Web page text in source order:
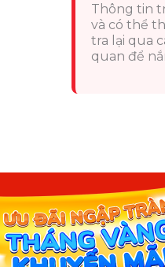
Thông tin
và có thể
tra lại qua
quan để